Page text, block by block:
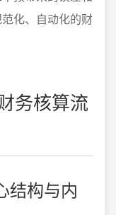
化、自动化的财
务核算流
结构与内